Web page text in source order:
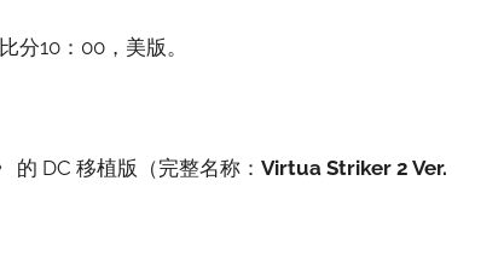
分10：00，美版。
的 DC 移植版（完整名称： Virtua Striker 2 Ver.